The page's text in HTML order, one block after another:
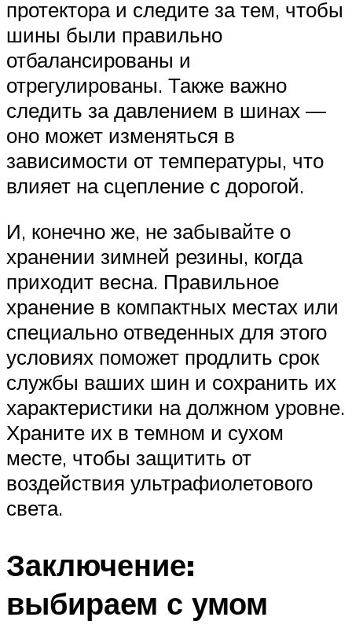
протектора и следите за тем, чтобы
шины были правильно
отбалансированы и
отрегулированы. Также важно
следить за давлением в шинах —
оно может изменяться в
зависимости от температуры, что
влияет на сцепление с дорогой.
И, конечно же, не забывайте о
хранении зимней резины, когда
приходит весна. Правильное
хранение в компактных местах или
специально отведенных для этого
условиях поможет продлить срок
службы ваших шин и сохранить их
характеристики на должном уровне.
Храните их в темном и сухом
месте, чтобы защитить от
воздействия ультрафиолетового
света.
Заключение:
выбираем с умом